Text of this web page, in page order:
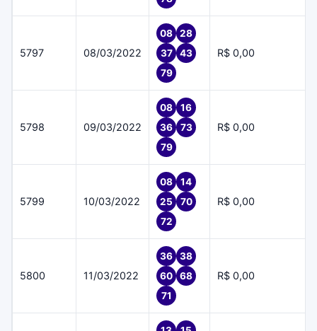
5797 08/03/2022
08
28
37
43
79
R$ 0,00
5798 09/03/2022
08
16
36
73
79
R$ 0,00
5799 10/03/2022
08
14
25
70
72
R$ 0,00
5800 11/03/2022
36
38
60
68
71
R$ 0,00